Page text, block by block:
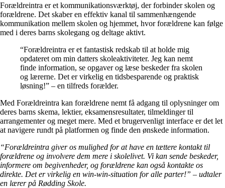
Forældreintra er et kommunikationsværktøj, der forbinder skolen og
forældrene. Det skaber en effektiv kanal til sammenhængende
kommunikation mellem skolen og hjemmet, hvor forældrene kan følge
med i deres barns skolegang og deltage aktivt.
“Forældreintra er et fantastisk redskab til at holde mig
opdateret om min datters skoleaktiviteter. Jeg kan nemt
finde information, se opgaver og læse beskeder fra skolen
og lærerne. Det er virkelig en tidsbesparende og praktisk
løsning!” – en tilfreds forælder.
Med Forældreintra kan forældrene nemt få adgang til oplysninger om
deres barns skema, lektier, eksamensresultater, tilmeldinger til
arrangementer og meget mere. Med et brugervenligt interface er det let
at navigere rundt på platformen og finde den ønskede information.
“Forældreintra giver os mulighed for at have en tættere kontakt til
forældrene og involvere dem mere i skolelivet. Vi kan sende beskeder,
informere om begivenheder, og forældrene kan også kontakte os
direkte. Det er virkelig en win-win-situation for alle parter!” – udtaler
en lærer på Rødding Skole.